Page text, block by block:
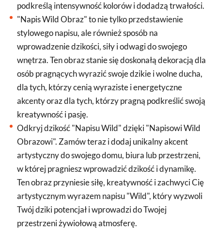
podkreślą intensywność kolorów i dodadzą trwałości.
"Napis Wild Obraz" to nie tylko przedstawienie
stylowego napisu, ale również sposób na
wprowadzenie dzikości, siły i odwagi do swojego
wnętrza. Ten obraz stanie się doskonałą dekoracją dla
osób pragnących wyrazić swoje dzikie i wolne ducha,
dla tych, którzy cenią wyraziste i energetyczne
akcenty oraz dla tych, którzy pragną podkreślić swoją
kreatywność i pasję.
Odkryj dzikość "Napisu Wild" dzięki "Napisowi Wild
Obrazowi". Zamów teraz i dodaj unikalny akcent
artystyczny do swojego domu, biura lub przestrzeni,
w której pragniesz wprowadzić dzikość i dynamikę.
Ten obraz przyniesie siłę, kreatywność i zachwyci Cię
artystycznym wyrazem napisu "Wild", który wyzwoli
Twój dziki potencjał i wprowadzi do Twojej
przestrzeni żywiołową atmosferę.